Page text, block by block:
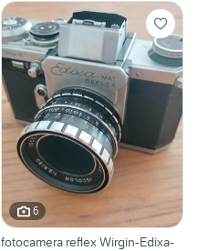
6
fotocamera reflex Wirgin-Edixa-